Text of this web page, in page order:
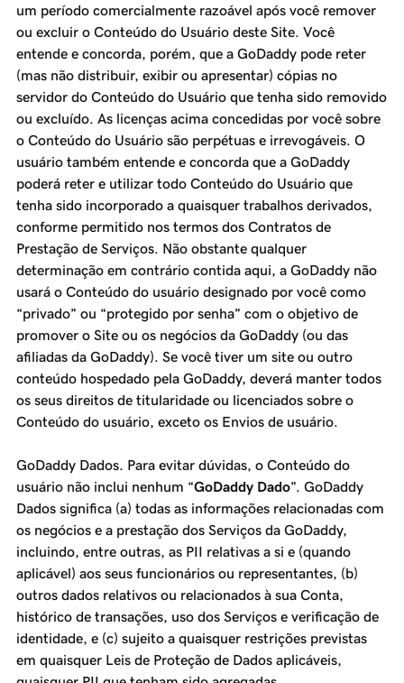
um período comercialmente razoável após você remover
ou excluir o Conteúdo do Usuário deste Site. Você
entende e concorda, porém, que a GoDaddy pode reter
(mas não distribuir, exibir ou apresentar) cópias no
servidor do Conteúdo do Usuário que tenha sido removido
ou excluído. As licenças acima concedidas por você sobre
o Conteúdo do Usuário são perpétuas e irrevogáveis. O
usuário também entende e concorda que a GoDaddy
poderá reter e utilizar todo Conteúdo do Usuário que
tenha sido incorporado a quaisquer trabalhos derivados,
conforme permitido nos termos dos Contratos de
Prestação de Serviços. Não obstante qualquer
determinação em contrário contida aqui, a GoDaddy não
usará o Conteúdo do usuário designado por você como
“privado” ou “protegido por senha” com o objetivo de
promover o Site ou os negócios da GoDaddy (ou das
afiliadas da GoDaddy). Se você tiver um site ou outro
conteúdo hospedado pela GoDaddy, deverá manter todos
os seus direitos de titularidade ou licenciados sobre o
Conteúdo do usuário, exceto os Envios de usuário.
GoDaddy Dados. Para evitar dúvidas, o Conteúdo do
usuário não inclui nenhum “GoDaddy Dado”. GoDaddy
Dados significa (a) todas as informações relacionadas com
os negócios e a prestação dos Serviços da GoDaddy,
incluindo, entre outras, as PII relativas a si e (quando
aplicável) aos seus funcionários ou representantes, (b)
outros dados relativos ou relacionados à sua Conta,
histórico de transações, uso dos Serviços e verificação de
identidade, e (c) sujeito a quaisquer restrições previstas
em quaisquer Leis de Proteção de Dados aplicáveis,